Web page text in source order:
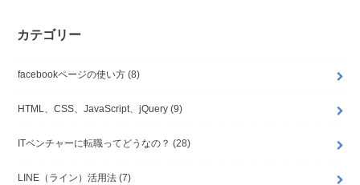
カテゴリー
facebookページの使い方 (8)
HTML、CSS、JavaScript、jQuery (9)
ITベンチャーに転職ってどうなの？ (28)
LINE（ライン）活用法 (7)